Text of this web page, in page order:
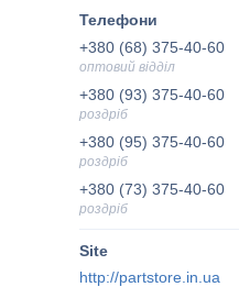
+380 (68) 375-40-60
оптовий відділ
+380 (93) 375-40-60
роздріб
+380 (95) 375-40-60
роздріб
+380 (73) 375-40-60
роздріб
http://partstore.in.ua